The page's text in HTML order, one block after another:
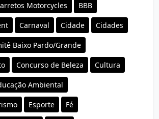
Motorcycles BBB
Carnaval Cidade Cidades
Baixo Pardo/Grande
Concurso de Beleza Cultura
Ambiental
Esporte Fé